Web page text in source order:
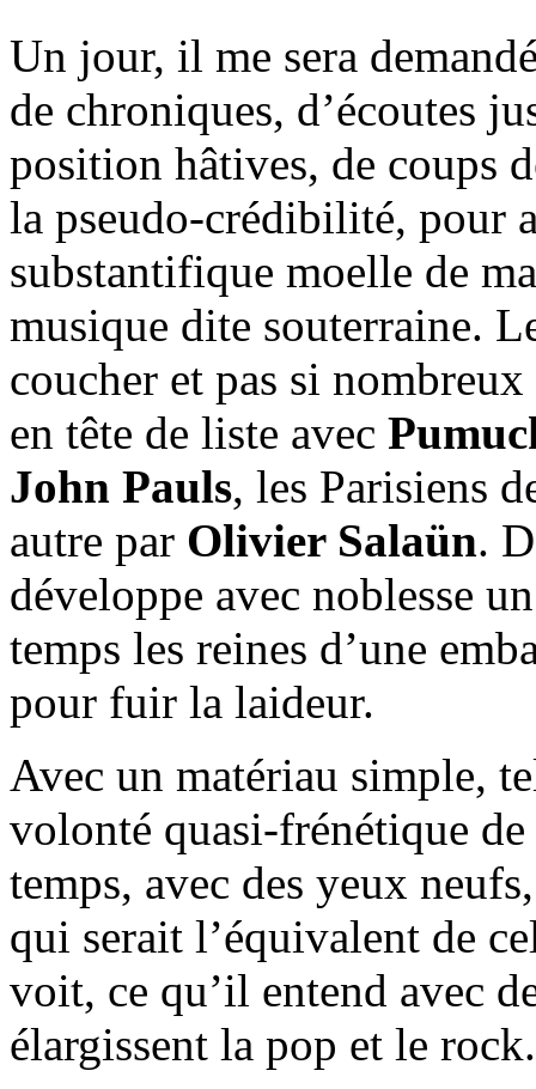
Un jour, il me sera
de chroniques, d’écoutes
position hâtives, de coups
la pseudo-crédibilité, pour
substantifique moelle de
musique dite souterraine.
coucher et pas si
en tête de liste avec
John Pauls, les Parisiens
autre par Olivier Salaün.
développe avec noblesse
temps les reines d’une
pour fuir la laideur.
Avec un matériau simple,
volonté quasi-frénétique
temps, avec des yeux
qui serait l’équivalent de
voit, ce qu’il entend avec
élargissent la pop et le rock.